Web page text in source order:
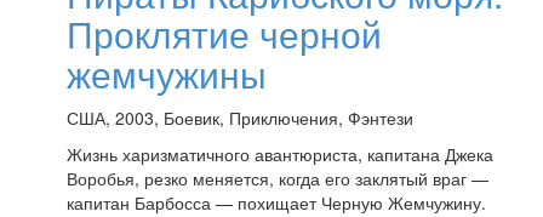
Проклятие черной
жемчужины
США, 2003, Боевик, Приключения, Фэнтези
Жизнь харизматичного авантюриста, капитана Джека
Воробья, резко меняется, когда его заклятый враг —
капитан Барбосса — похищает Черную Жемчужину.